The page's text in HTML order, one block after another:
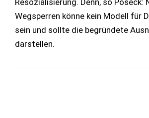
Resozialisierung. Denn, so Poseck:
Wegsperren könne kein Modell für
sein und sollte die begründete
darstellen.